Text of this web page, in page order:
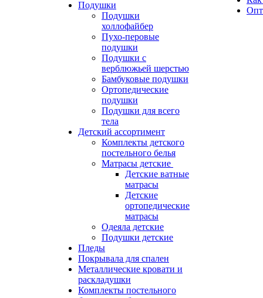
Подушки
Подушки
холлофайбер
Пухо-перовые
подушки
Подушки с
верблюжьей шерстью
Бамбуковые подушки
Ортопедические
подушки
Подушки для всего
тела
Детский ассортимент
Комплекты детского
постельного белья
Матрасы детские
Детские ватные
матрасы
Детские
ортопедические
матрасы
Одеяла детские
Подушки детские
Пледы
Покрывала для спален
Металлические кровати и
раскладушки
Комплекты постельного